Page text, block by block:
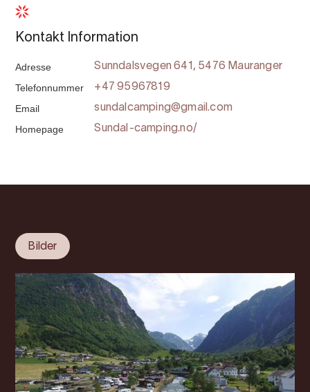
Kontakt Information
Adresse Sunndalsvegen 641, 5476 Mauranger
Telefonnummer +47 95967819
Email sundalcamping@gmail.com
Homepage Sundal-camping.no/
Bilder